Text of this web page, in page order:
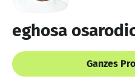
eghosa
Ganzes